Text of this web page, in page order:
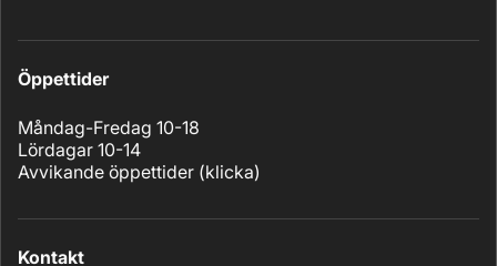
Öppettider
Måndag-Fredag 10-18
Lördagar 10-14
Avvikande öppettider (klicka)
Kontakt